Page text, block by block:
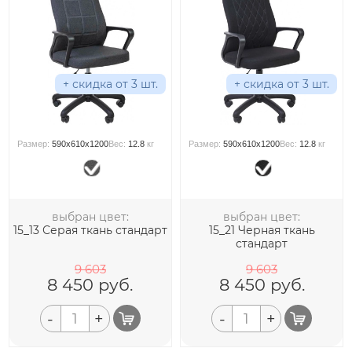
+ скидка от 3 шт.
Размер:590x610x1200Вес: 12.8 кг
выбран цвет:
15_13 Серая ткань стандарт
9 603
8 450 руб.
- +
+ скидка от 3 шт.
Размер:590x610x1200Вес: 12.8 кг
выбран цвет:
15_21 Черная ткань
стандарт
9 603
8 450 руб.
- +